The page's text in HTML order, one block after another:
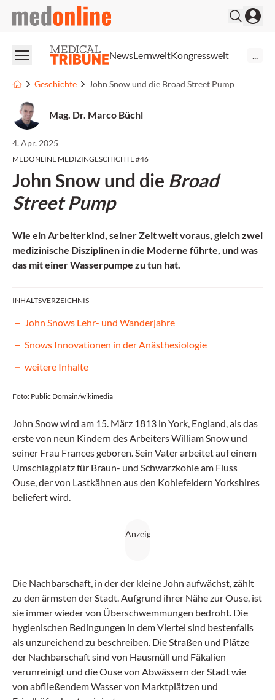
medonline
NewsLernweltKongresswelt
Geschichte John Snow und die Broad Street Pump
Mag. Dr. Marco Büchl
4. Apr. 2025
MEDONLINE MEDIZINGESCHICHTE #46
John Snow und die Broad
Street Pump
Wie ein Arbeiterkind, seiner Zeit weit voraus, gleich zwei
medizinische Disziplinen in die Moderne führte, und was
das mit einer Wasserpumpe zu tun hat.
INHALTSVERZEICHNIS
John Snows Lehr- und Wanderjahre
Snows Innovationen in der Anästhesiologie
weitere Inhalte
Foto: Public Domain/wikimedia
John Snow wird am 15. März 1813 in York, England, als das
erste von neun Kindern des Arbeiters William Snow und
seiner Frau Frances geboren. Sein Vater arbeitet auf einem
Umschlagplatz für Braun- und Schwarzkohle am Fluss
Ouse, der von Lastkähnen aus den Kohlefeldern Yorkshires
beliefert wird.
Die Nachbarschaft, in der der kleine John aufwächst, zählt
zu den ärmsten der Stadt. Aufgrund ihrer Nähe zur Ouse, ist
sie immer wieder von Überschwemmungen bedroht. Die
hygienischen Bedingungen in dem Viertel sind bestenfalls
als unzureichend zu beschreiben. Die Straßen und Plätze
der Nachbarschaft sind von Hausmüll und Fäkalien
verunreinigt und die Ouse von Abwässern der Stadt wie
von abfließendem Wasser von Marktplätzen und